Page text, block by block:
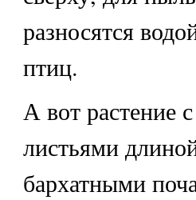
разносятся
птиц.
А вот растение
листьями
бархатными